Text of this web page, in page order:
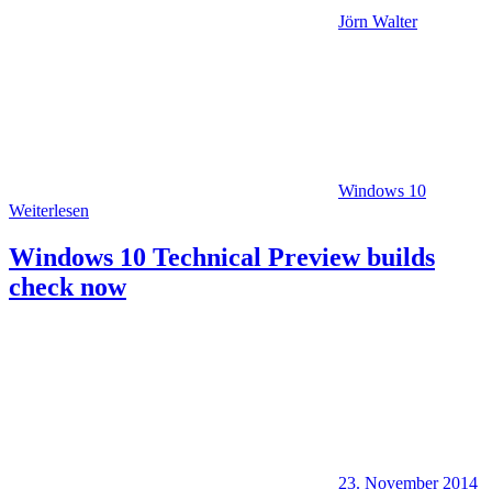
Jörn Walter
Windows 10
Weiterlesen
Windows 10 Technical Preview builds
check now
23. November 2014